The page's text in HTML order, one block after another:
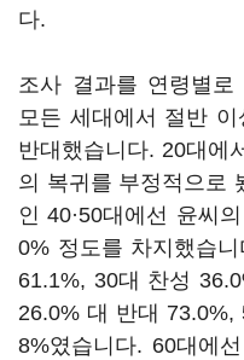
다.
조사 결과를 연령별
모든 세대에서 절반 이
반대했습니다. 20대에
의 복귀를 부정적으로
인 40·50대에선 윤씨
0% 정도를 차지했습
61.1%, 30대 찬성
26.0% 대 반대
8%였습니다. 60대에